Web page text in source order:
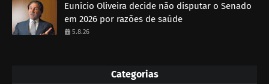
Eunício Oliveira decide não disputar o Senado
em 2026 por razões de saúde
5.8.26
Categorias